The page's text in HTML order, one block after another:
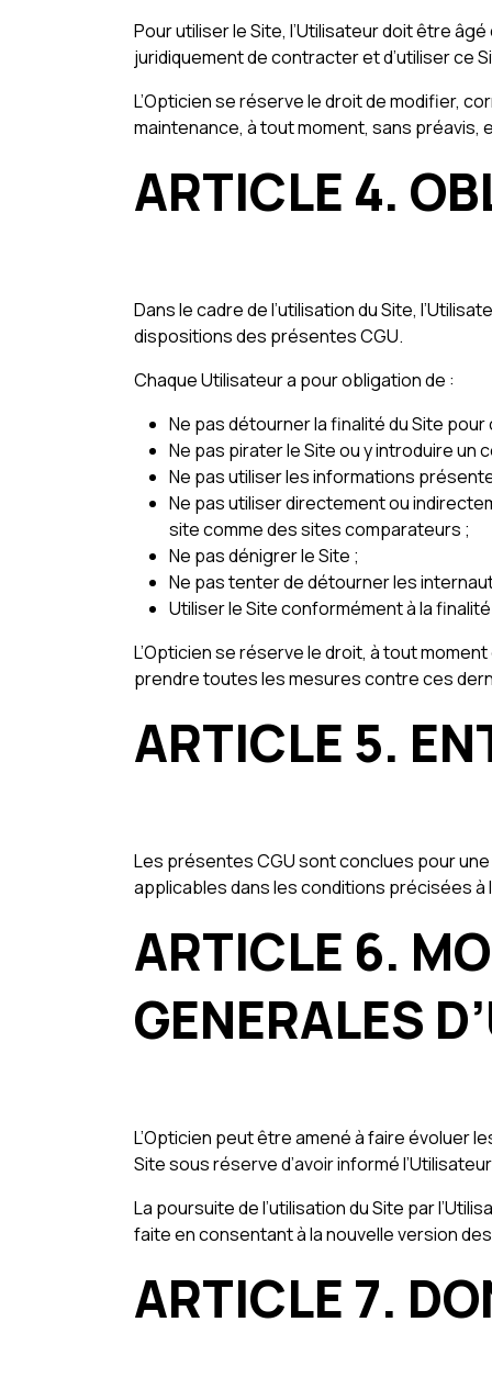
Pour utiliser le Site, l’Utilisateur doit être
juridiquement de contracter et d’utiliser ce
L’Opticien se réserve le droit de modifier,
maintenance, à tout moment, sans préavis,
ARTICLE 4.
Dans le cadre de l’utilisation du Site,
dispositions des présentes CGU.
Chaque Utilisateur a pour obligation de :
Ne pas détourner la finalité du Site
Ne pas pirater le Site ou y introduire un
Ne pas utiliser les informations
Ne pas utiliser directement ou
site comme des sites comparateurs ;
Ne pas dénigrer le Site ;
Ne pas tenter de détourner les
Utiliser le Site conformément à la
L’Opticien se réserve le droit, à tout
prendre toutes les mesures contre ces
ARTICLE 5.
Les présentes CGU sont conclues pour
applicables dans les conditions précisées à
ARTICLE 6.
GENERALES
L’Opticien peut être amené à faire évoluer
Site sous réserve d’avoir informé
La poursuite de l’utilisation du Site par
faite en consentant à la nouvelle version
ARTICLE 7.